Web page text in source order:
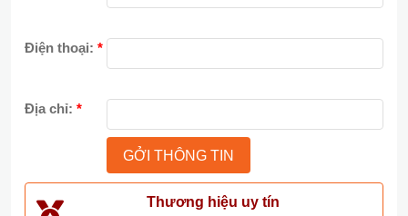
Điện thoại: *
Địa chỉ: *
Thương hiệu uy tín